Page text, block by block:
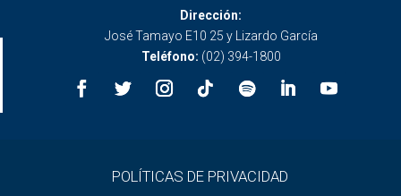
Dirección:
José Tamayo E10 25 y Lizardo García
Teléfono: (02) 394-1800
POLÍTICAS DE PRIVACIDAD